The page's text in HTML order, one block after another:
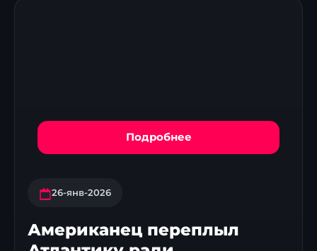
Подробнее
26-янв-2026
Американец переплыл